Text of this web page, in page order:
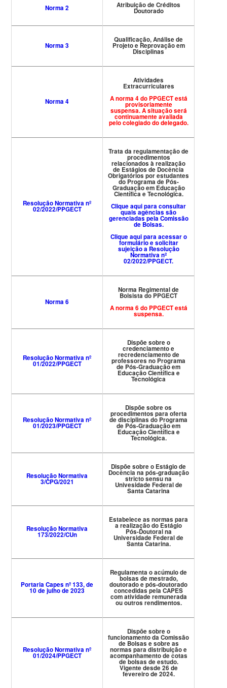
Norma 2 Atribuição de Créditos
Doutorado
Norma 3
Qualificação, Análise de
Projeto e Reprovação em
Disciplinas
Norma 4
Atividades
Extracurriculares
A norma 4 do PPGECT está
provisoriamente
suspensa. A situação será
continuamente avaliada
pelo colegiado do delegado.
Resolução Normativa nº
02/2022/PPGECT
Trata da regulamentação de
procedimentos
relacionados à realização
de Estágios de Docência
Obrigatórios por estudantes
do Programa de Pós-
Graduação em Educação
Científica e Tecnológica.
Clique aqui para consultar
quais agências são
gerenciadas pela Comissão
de Bolsas.
Clique aqui para acessar o
formulário e solicitar
sujeição a Resolução
Normativa nº
02/2022/PPGECT.
Norma 6
Norma Regimental de
Bolsista do PPGECT
A norma 6 do PPGECT está
suspensa.
Resolução Normativa nº
01/2022/PPGECT
Dispõe sobre o
credenciamento e
recredenciamento de
professores no Programa
de Pós-Graduação em
Educação Científica e
Tecnológica
Resolução Normativa nº
01/2023/PPGECT
Dispõe sobre os
procedimentos para oferta
de disciplinas do Programa
de Pós-Graduação em
Educação Científica e
Tecnológica.
Resolução Normativa
3/CPG/2021
Dispõe sobre o Estágio de
Docência na pós-graduação
stricto sensu na
Univesidade Federal de
Santa Catarina
Resolução Normativa
173/2022/CUn
Estabelece as normas para
a realização do Estágio
Pós-Doutoral na
Universidade Federal de
Santa Catarina.
Portaria Capes nº 133, de
10 de julho de 2023
Regulamenta o acúmulo de
bolsas de mestrado,
doutorado e pós-doutorado
concedidas pela CAPES
com atividade remunerada
ou outros rendimentos.
Resolução Normativa nº
01/2024/PPGECT
Dispõe sobre o
funcionamento da Comissão
de Bolsas e sobre as
normas para distribuição e
acompanhamento de cotas
de bolsas de estudo.
Vigente desde 26 de
fevereiro de 2024.